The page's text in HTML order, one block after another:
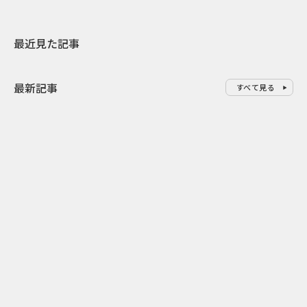
最近見た記事
最新記事 すべて見る